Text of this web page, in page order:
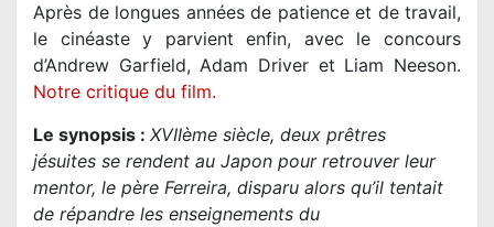
Après de longues années de patience et de travail,
le cinéaste y parvient enfin, avec le concours
d’Andrew Garfield, Adam Driver et Liam Neeson.
Notre critique du film.
Le synopsis : XVIIème siècle, deux prêtres
jésuites se rendent au Japon pour retrouver leur
mentor, le père Ferreira, disparu alors qu’il tentait
de répandre les enseignements du